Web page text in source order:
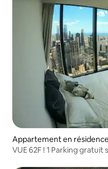
Appartement en
VUE 62F ! 1 Parking gratuit